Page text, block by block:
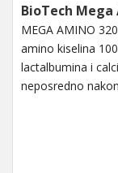
BioTech Mega
MEGA AMINO
amino kiselina
lactalbumina i
neposredno